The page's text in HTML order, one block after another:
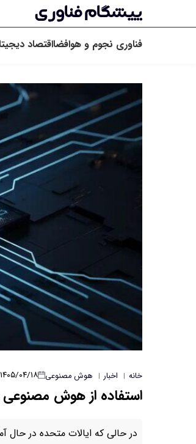
فناوری نجوم و هوافضااقتصاد
خانه | اخبار | هوش مصنوعی ۱۴۰۵/۰۴/۱۸ ۱۱:۱۷:۵۵
استفاده از هوش
در حالی که ایالات متحده در